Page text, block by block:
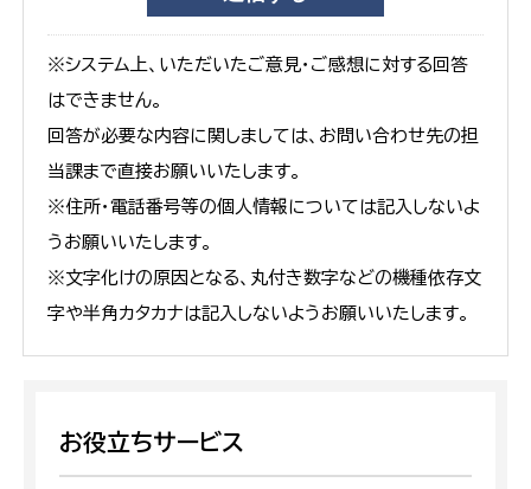
※システム上、いただいたご意見・ご感想に対する回答
はできません。
回答が必要な内容に関しましては、お問い合わせ先の担
当課まで直接お願いいたします。
※住所・電話番号等の個人情報については記入しないよ
うお願いいたします。
※文字化けの原因となる、丸付き数字などの機種依存文
字や半角カタカナは記入しないようお願いいたします。
お役立ちサービス